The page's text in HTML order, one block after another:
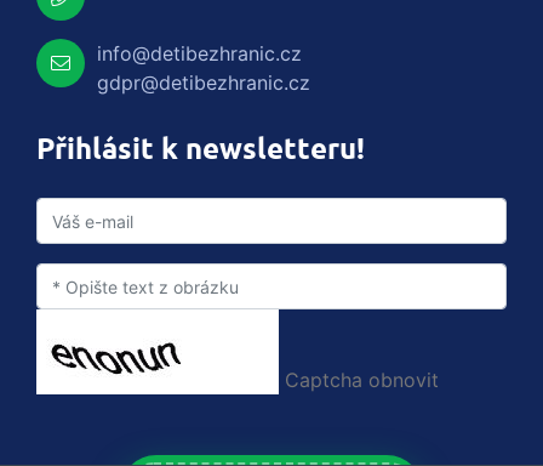
info@detibezhranic.cz
gdpr@detibezhranic.cz
Přihlásit k newsletteru!
Captcha obnovit